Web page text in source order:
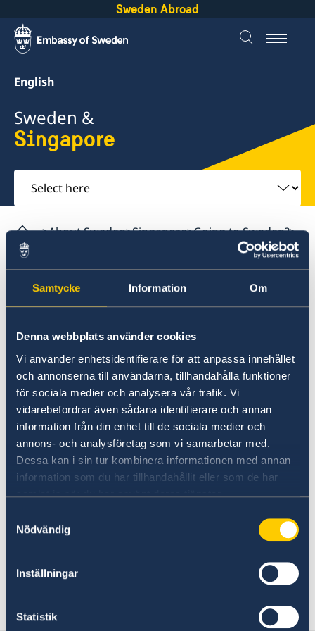
Samtycke Information Om
Denna webbplats använder cookies
Vi använder enhetsidentifierare för att anpassa innehållet
och annonserna till användarna, tillhandahålla funktioner
för sociala medier och analysera vår trafik. Vi
vidarebefordrar även sådana identifierare och annan
information från din enhet till de sociala medier och
annons- och analysföretag som vi samarbetar med.
Dessa kan i sin tur kombinera informationen med annan
information som du har tillhandahållit eller som de har
samlat in när du har använt deras tjänster.
Nödvändig
Inställningar
Statistik
Sweden Abroad
English
Sweden &
Singapore
Select
here
About Sweden Singapore Going to Sweden?
Visiting Sweden
Singapore
Apply for a visa
Work, Study, and Residence Permits
Visiting Sweden
If you are visiting Sweden and are a
citizen of a non-EU country, you may
need a visa. A visa is a permit to travel
to and stay in a country for a
maximum of 90 days. If you intend to
stay in Sweden for longer than 90 days
permit.
Citizens from the following countries/territories
require a visa when entering Sweden,